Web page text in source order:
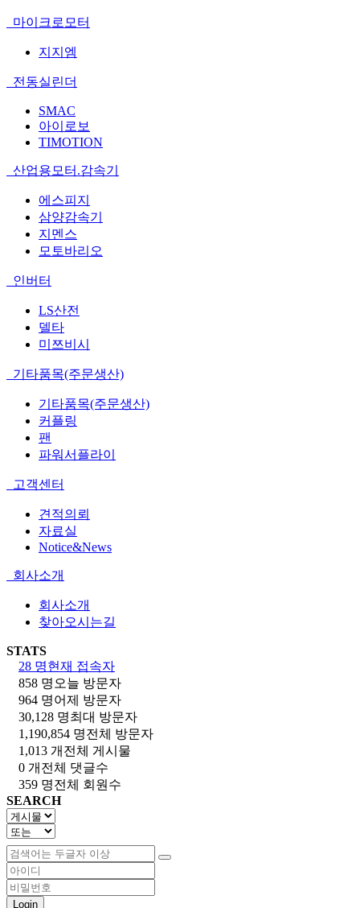
마이크로모터
지지엠
전동실린더
SMAC
아이로보
TIMOTION
산업용모터.감속기
에스피지
삼양감속기
지멘스
모토바리오
인버터
LS산전
델타
미쯔비시
기타품목(주문생산)
기타품목(주문생산)
커플링
팬
파워서플라이
고객센터
견적의뢰
자료실
Notice&News
회사소개
회사소개
찾아오시는길
STATS
28 명현재 접속자
858 명 오늘 방문자
964 명어제 방문자
30,128 명최대 방문자
1,190,854 명전체 방문자
1,013 개 전체 게시물
0 개 전체 댓글수
359 명전체 회원수
SEARCH
Login